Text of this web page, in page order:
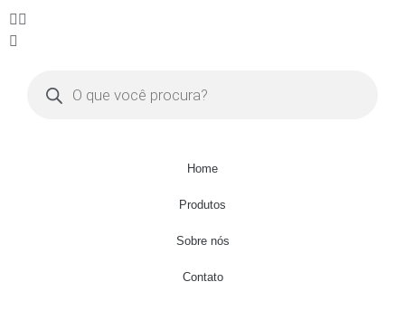
Home
Produtos
Sobre nós
Contato